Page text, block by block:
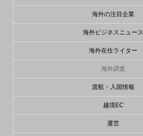
海外の注目企業
海外ビジネスニュース
海外在住ライター
海外調査
渡航・入国情報
越境EC
運営